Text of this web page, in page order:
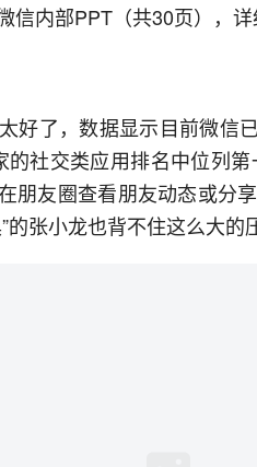
信内部PPT（共30页），详
好了，数据显示目前微信
的社交类应用排名中位列
朋友圈查看朋友动态或分
的张小龙也背不住这么大的